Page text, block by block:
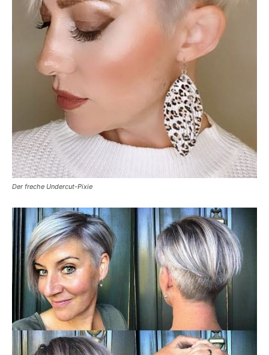
Der freche Undercut-Pixie